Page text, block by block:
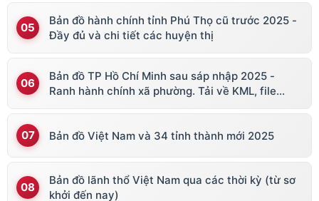
Bản đồ hành chính tỉnh Phú Thọ cũ trước 2025 -
Đầy đủ và chi tiết các huyện thị
Bản đồ TP Hồ Chí Minh sau sáp nhập 2025 -
Ranh hành chính xã phường. Tải về KML, file
Bản đồ Việt Nam và 34 tỉnh thành mới 2025
Bản đồ lãnh thổ Việt Nam qua các thời kỳ (từ sơ
khởi đến nay)